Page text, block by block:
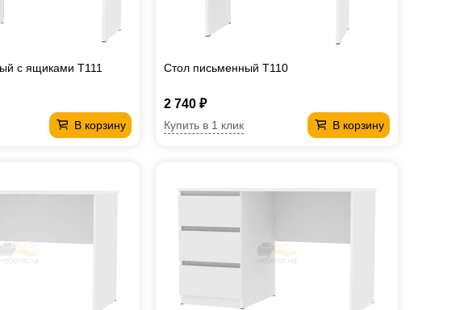
с ящиками T111
В корзину
Стол письменный T110
2 740 ₽
В корзину
Купить в 1 клик